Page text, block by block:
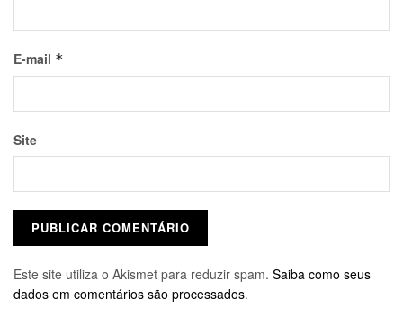
E-mail *
Site
Este site utiliza o Akismet para reduzir spam. Saiba como seus
dados em comentários são processados.